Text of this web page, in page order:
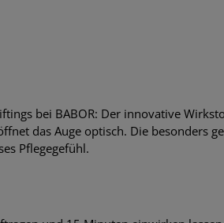
bei BABOR: Der innovative
das Auge optisch. Die besonders
Pflegegefühl.